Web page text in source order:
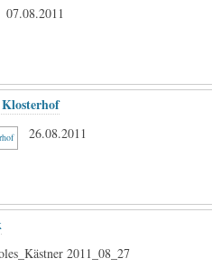
07.08.2011
26.08.2011
2011_08_27